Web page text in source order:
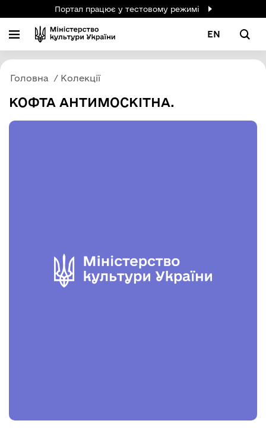
Портал працює у тестовому режимі
EN
Головна Колекції
КОФТА АНТИМОСКІТНА.